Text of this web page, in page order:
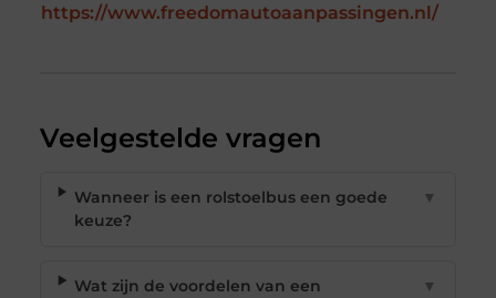
https://www.freedomautoaanpassingen.nl/
Veelgestelde vragen
Wanneer is een rolstoelbus een goede
keuze?
▼
Wat zijn de voordelen van een
▼